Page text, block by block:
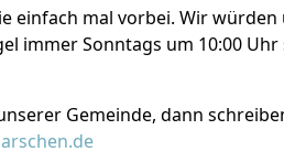
einfach mal vorbei. Wir
immer Sonntags um 10:00
Gemeinde, dann